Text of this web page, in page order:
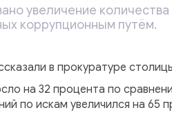
увеличение
коррупционным путём.
в прокуратуре
на 32 процента по
по искам увеличился на 65